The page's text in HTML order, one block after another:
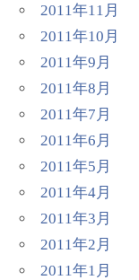
2011年11月
2011年10月
2011年9月
2011年8月
2011年7月
2011年6月
2011年5月
2011年4月
2011年3月
2011年2月
2011年1月